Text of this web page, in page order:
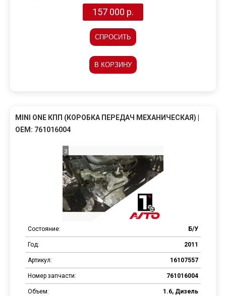
157 000 р.
СПРОСИТЬ
В КОРЗИНУ
MINI ONE КПП (КОРОБКА ПЕРЕДАЧ МЕХАНИЧЕСКАЯ) |
OEM: 761016004
3
Состояние: Б/У
Год: 2011
Артикул: 16107557
Номер запчасти: 761016004
Объем: 1.6, Дизель